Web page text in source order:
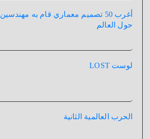
أغرب 50 تصميم معماري قام به مهندسين
حول العالم
لوست LOST
الحرب العالمية الثانية